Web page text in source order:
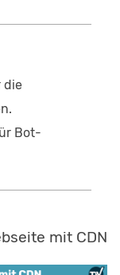
die
Bot-
mit CDN